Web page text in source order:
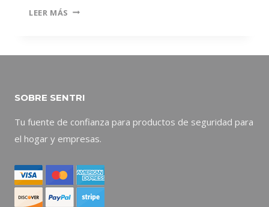
LEER MÁS SENTRI,
OPCIÓN
SOBRE SENTRI
Tu fuente de confianza para productos de seguridad para
el hogar y empresas.